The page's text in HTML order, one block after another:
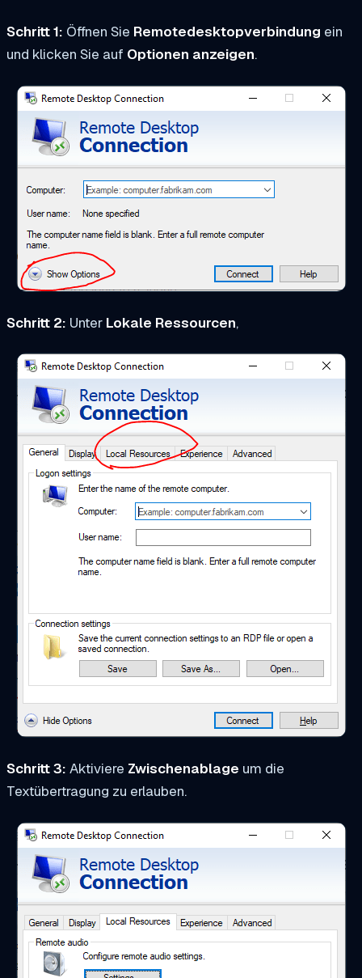
Schritt 1: Öffnen Sie Remotedesktopverbindung ein
und klicken Sie auf Optionen anzeigen.
Schritt 2: Unter Lokale Ressourcen,
Schritt 3: Aktiviere Zwischenablage um die
Textübertragung zu erlauben.